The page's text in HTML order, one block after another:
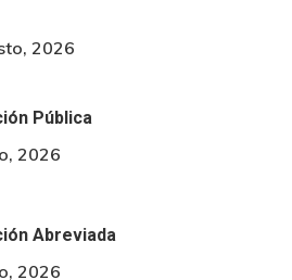
2026
Pública
2026
Abreviada
2026